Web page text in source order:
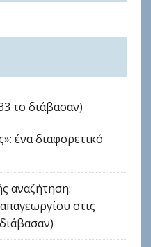
το διάβασαν)
ένα διαφορετικό
αναζήτηση:
στις